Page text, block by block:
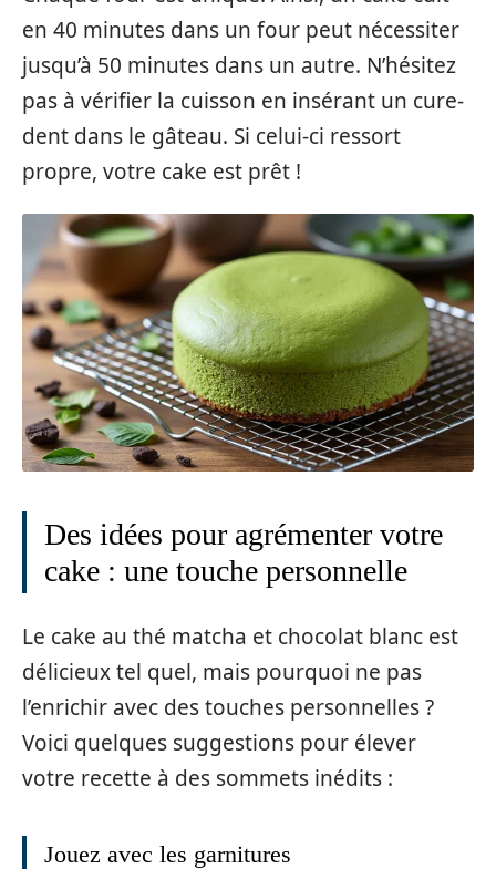
en 40 minutes dans un four peut nécessiter
jusqu’à 50 minutes dans un autre. N’hésitez
pas à vérifier la cuisson en insérant un cure-
dent dans le gâteau. Si celui-ci ressort
propre, votre cake est prêt !
Des idées pour agrémenter votre
cake : une touche personnelle
Le cake au thé matcha et chocolat blanc est
délicieux tel quel, mais pourquoi ne pas
l’enrichir avec des touches personnelles ?
Voici quelques suggestions pour élever
votre recette à des sommets inédits :
Jouez avec les garnitures